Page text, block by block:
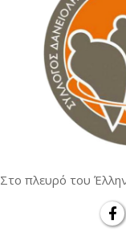
Στο πλευρό του